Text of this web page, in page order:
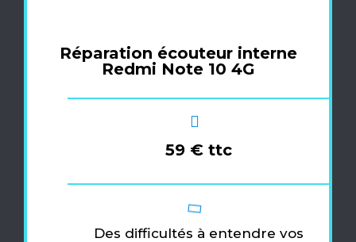
Réparation écouteur interne
Redmi Note 10 4G
59 € ttc
Des difficultés à entendre vos